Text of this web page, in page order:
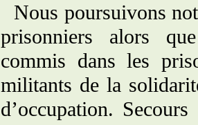
Nous poursuivons
prisonniers alors
commis dans les
militants de la
d’occupation.